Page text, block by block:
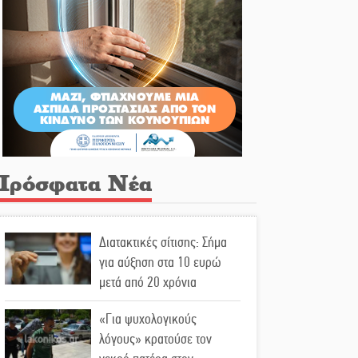
Νέα
Διατακτικές σίτισης: Σήμα
για αύξηση στα 10 ευρώ
μετά από 20 χρόνια
«Για ψυχολογικούς
λόγους» κρατούσε τον